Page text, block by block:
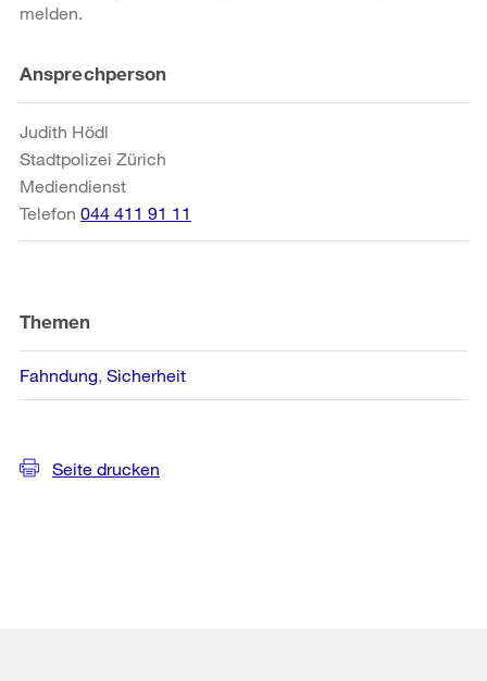
melden.
Weitere
Informationen
Ansprechperson
Judith Hödl
Stadtpolizei Zürich
Mediendienst
Telefon 044 411 91 11
Themen
Fahndung Sicherheit
Seite drucken